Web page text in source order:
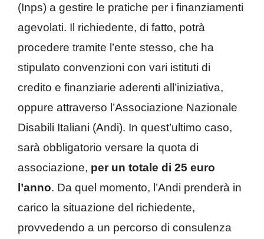
(Inps) a gestire le pratiche per i finanziamenti
agevolati. Il richiedente, di fatto, potrà
procedere tramite l’ente stesso, che ha
stipulato convenzioni con vari istituti di
credito e finanziarie aderenti all’iniziativa,
oppure attraverso l’Associazione Nazionale
Disabili Italiani (Andi). In quest’ultimo caso,
sarà obbligatorio versare la quota di
associazione, per un totale di 25 euro
l’anno. Da quel momento, l’Andi prenderà in
carico la situazione del richiedente,
provvedendo a un percorso di consulenza